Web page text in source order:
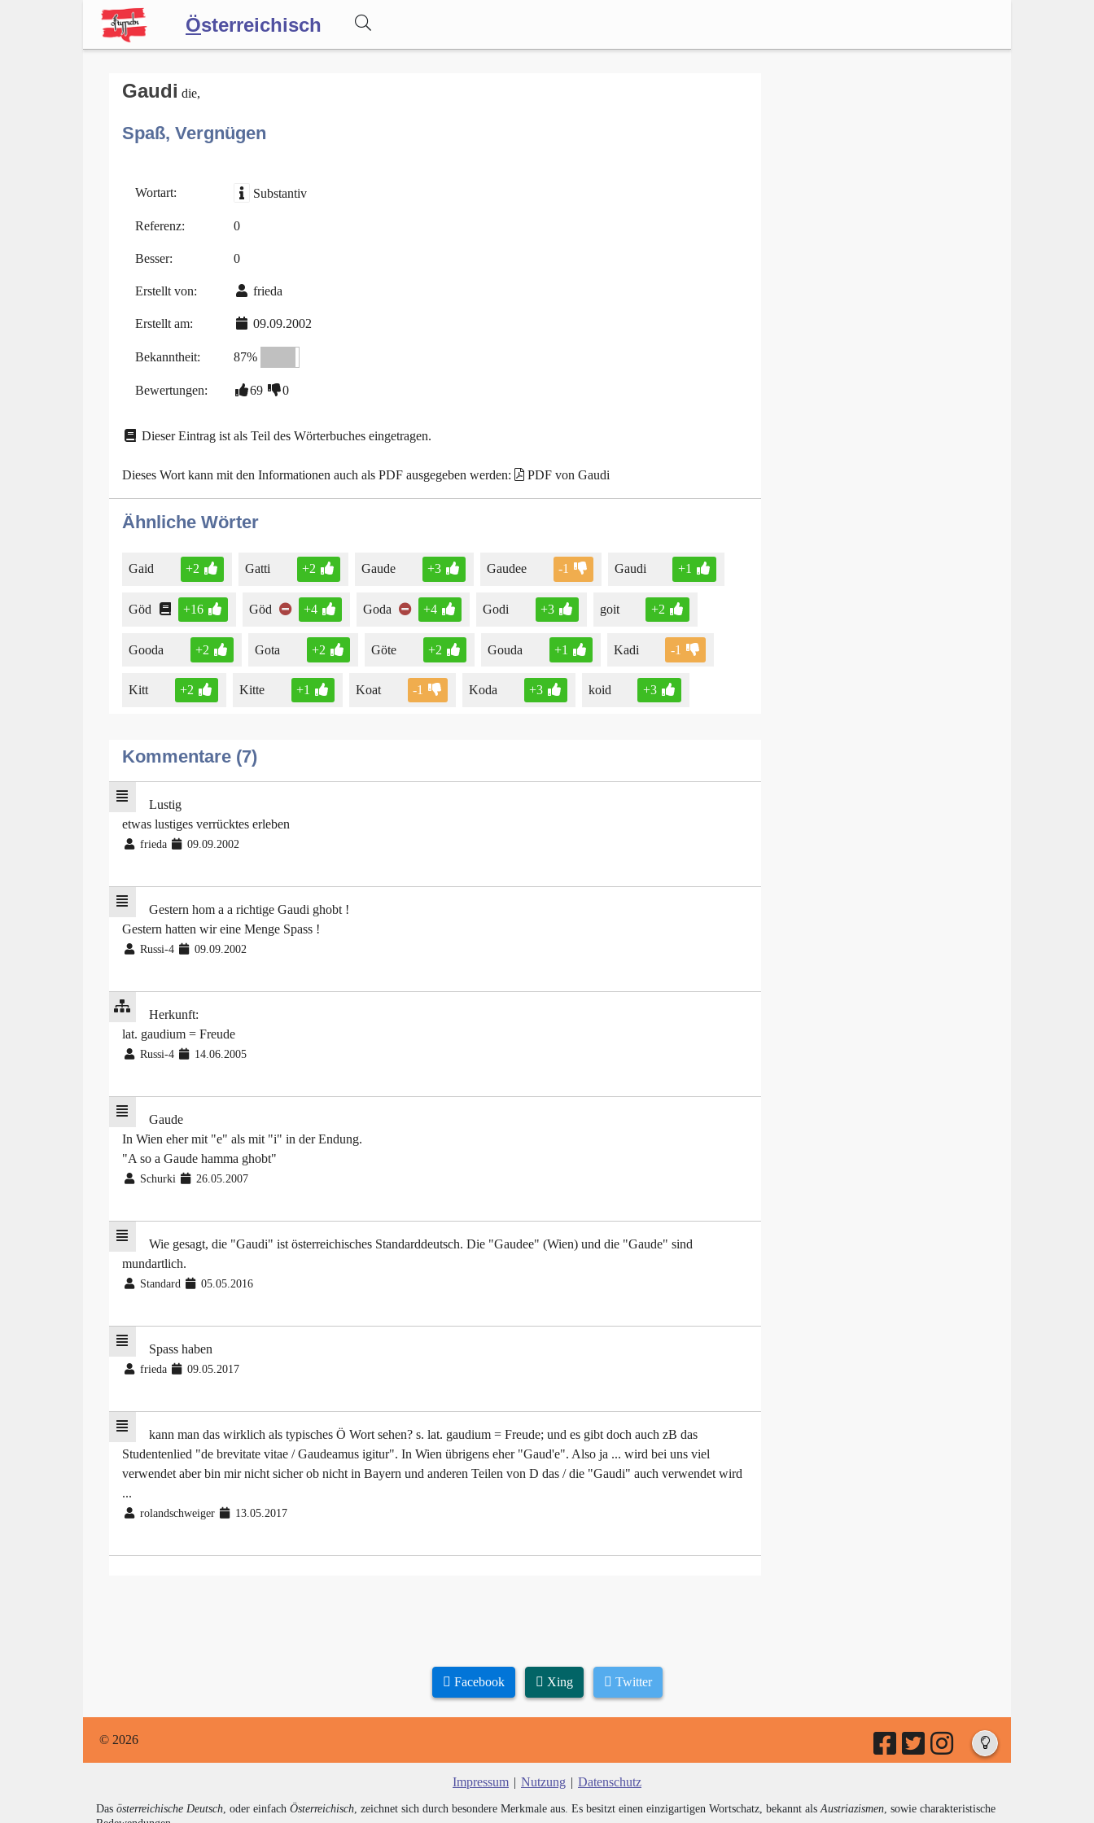
Österreichisch
Forum
Blog
Gaudi die,
Spaß, Vergnügen
Wortart: Substantiv
Referenz: 0
Besser: 0
Erstellt von: frieda
Erstellt am: 09.09.2002
Bekanntheit: 87%
Bewertungen: 69 0
Dieser Eintrag ist als Teil des Wörterbuches eingetragen.
Dieses Wort kann mit den Informationen auch als PDF ausgegeben werden: PDF von Gaudi
Ähnliche Wörter
Gaid +2 Gatti +2 Gaude +3 Gaudee -1 Gaudi +1
Göd +16 Göd +4 Goda +4 Godi +3 goit +2
Gooda +2 Gota +2 Göte +2 Gouda +1 Kadi -1
Kitt +2 Kitte +1 Koat -1 Koda +3 koid +3
Kommentare (7)
Lustig
etwas lustiges verrücktes erleben
frieda 09.09.2002
Gestern hom a a richtige Gaudi ghobt !
Gestern hatten wir eine Menge Spass !
Russi-4 09.09.2002
Herkunft:
lat. gaudium = Freude
Russi-4 14.06.2005
Gaude
In Wien eher mit "e" als mit "i" in der Endung.
"A so a Gaude hamma ghobt"
Schurki 26.05.2007
Wie gesagt, die "Gaudi" ist österreichisches Standarddeutsch. Die "Gaudee" (Wien) und die "Gaude" sind
mundartlich.
Standard 05.05.2016
Spass haben
frieda 09.05.2017
kann man das wirklich als typisches Ö Wort sehen? s. lat. gaudium = Freude; und es gibt doch auch zB das
Studentenlied "de brevitate vitae / Gaudeamus igitur". In Wien übrigens eher "Gaud'e". Also ja ... wird bei uns viel
verwendet aber bin mir nicht sicher ob nicht in Bayern und anderen Teilen von D das / die "Gaudi" auch verwendet wird
...
rolandschweiger 13.05.2017
Facebook Xing Twitter
© 2026
Impressum | Nutzung | Datenschutz
Das österreichische Deutsch , oder einfach Österreichisch , zeichnet sich durch besondere Merkmale aus. Es besitzt einen einzigartigen Wortschatz, bekannt als Austriazismen , sowie charakteristische